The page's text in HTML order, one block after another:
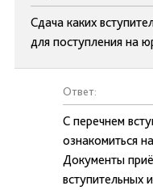
Сдача каких
для поступления на
Ответ:
С перечнем
ознакомиться
Документы
вступительных